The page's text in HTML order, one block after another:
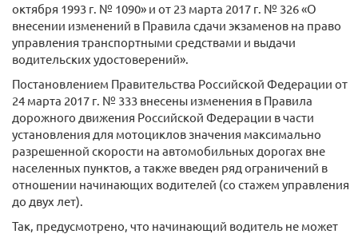
октября 1993 г. № 1090» и от 23 марта 2017 г. № 326 «О
внесении изменений в Правила сдачи экзаменов на право
управления транспортными средствами и выдачи
водительских удостоверений».
Постановлением Правительства Российской Федерации от
24 марта 2017 г. № 333 внесены изменения в Правила
дорожного движения Российской Федерации в части
установления для мотоциклов значения максимально
разрешенной скорости на автомобильных дорогах вне
населенных пунктов, а также введен ряд ограничений в
отношении начинающих водителей (со стажем управления
до двух лет).
Так, предусмотрено, что начинающий водитель не может